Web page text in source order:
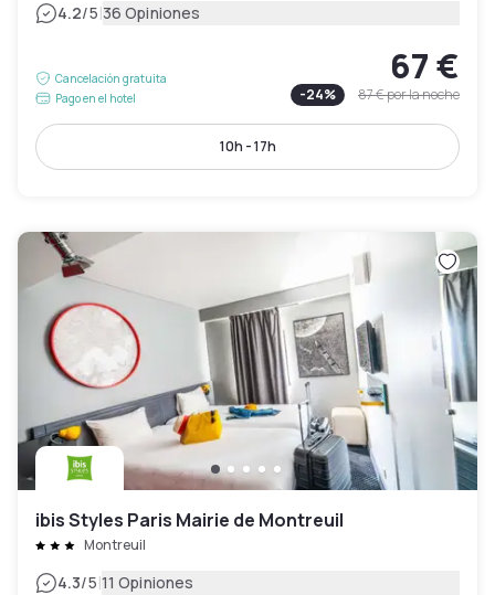
4.2/5|36 Opiniones
Cancelación gratuita
Pago en el hotel
67 €
-24% 87 €por la noche
10h - 17h
ibis Styles Paris Mairie de Montreuil
Montreuil
4.3/5|11 Opiniones